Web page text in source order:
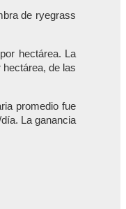
de ryegrass
hectárea. La
de las
promedio fue
La ganancia